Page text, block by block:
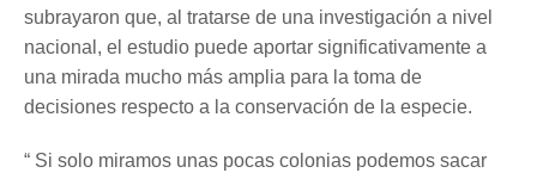
subrayaron que, al tratarse de una investigación a nivel
nacional, el estudio puede aportar significativamente a
una mirada mucho más amplia para la toma de
decisiones respecto a la conservación de la especie.
“ Si solo miramos unas pocas colonias podemos sacar